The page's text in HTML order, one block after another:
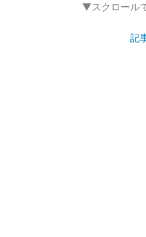
▼スクロール
記